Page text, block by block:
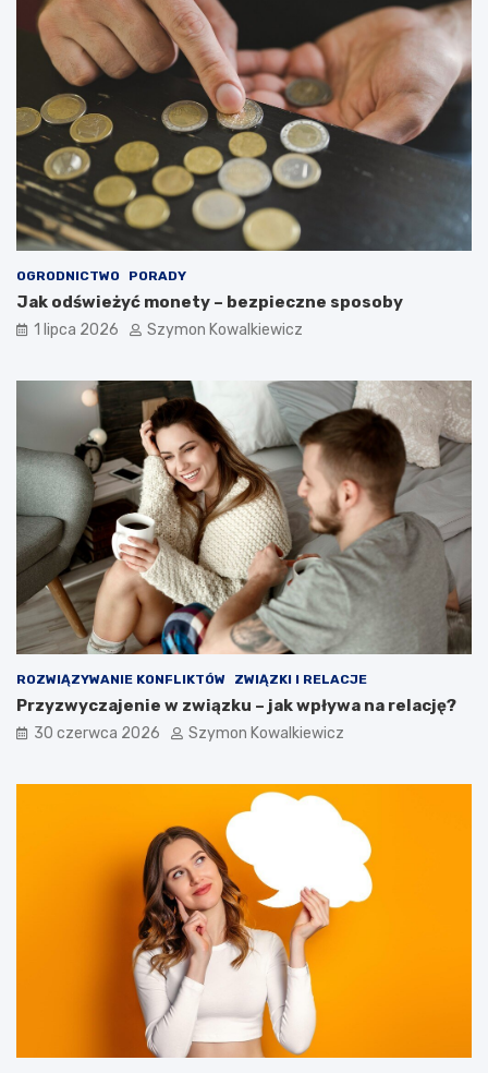
OGRODNICTWO PORADY
Jak odświeżyć monety – bezpieczne sposoby
1 lipca 2026 Szymon Kowalkiewicz
ROZWIĄZYWANIE KONFLIKTÓW ZWIĄZKI I RELACJE
Przyzwyczajenie w związku – jak wpływa na relację?
30 czerwca 2026 Szymon Kowalkiewicz